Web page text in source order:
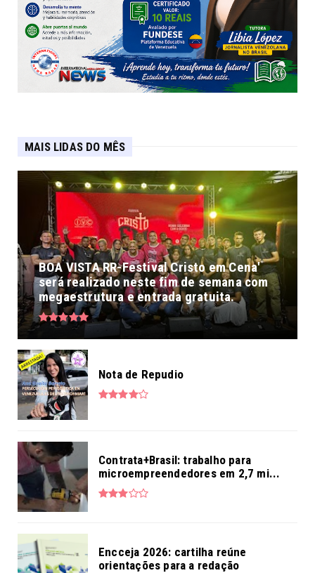
MAIS LIDAS DO MÊS
BOA VISTA RR-Festival Cristo em Cena'
será realizado neste fim de semana com
megaestrutura e entrada gratuita.
Nota de Repudio
Contrata+Brasil: trabalho para
microempreendedores em 2,7 mi...
Encceja 2026: cartilha reúne
orientações para a redação